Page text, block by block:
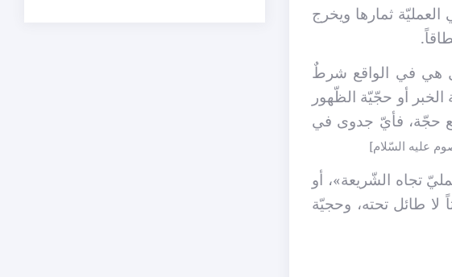
ثمارها ويخرج
هي في الواقع شرطٌ
أو حجّيّة الظّهور
حجّة، فأيّ جدوى في
عليه السّلام]
تجاه الشّريعة»، أو
لا طائل تحته، وحجيّة